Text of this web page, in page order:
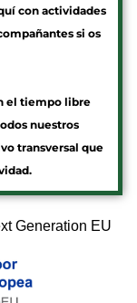
con actividades
si os
el tiempo libre
nuestros
transversal que
Generation EU